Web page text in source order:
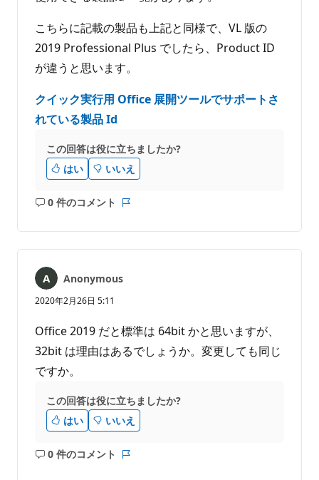
こちらに記載の製品も上記と同様で、VL 版の
2019 Professional Plus でしたら、Product ID
が違うと思います。
クイック実行用 Office 展開ツールでサポートさ
れている製品 Id
この回答は役に立ちましたか?
はい
いいえ
0 件のコメント
コ
ト
あ
り
せ
ん
ト
Anonymous
2020年2月26日 5:11
Office 2019 だと標準は 64bit かと思いますが、
32bit は理由はあるでしょうか。変更しても同じ
ですか。
この回答は役に立ちましたか?
はい
いいえ
0 件のコメント
コ